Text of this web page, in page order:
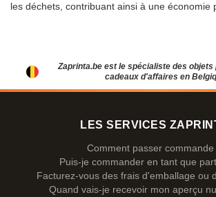
les déchets, contribuant ainsi à une économie
Zaprinta.be est le spécialiste des
cadeaux d'affaires en
LES SERVICES
Comment passer commande
Puis-je commander en tant que
Facturez-vous des frais d'emballage ou
Quand vais-je recevoir mon aperçu